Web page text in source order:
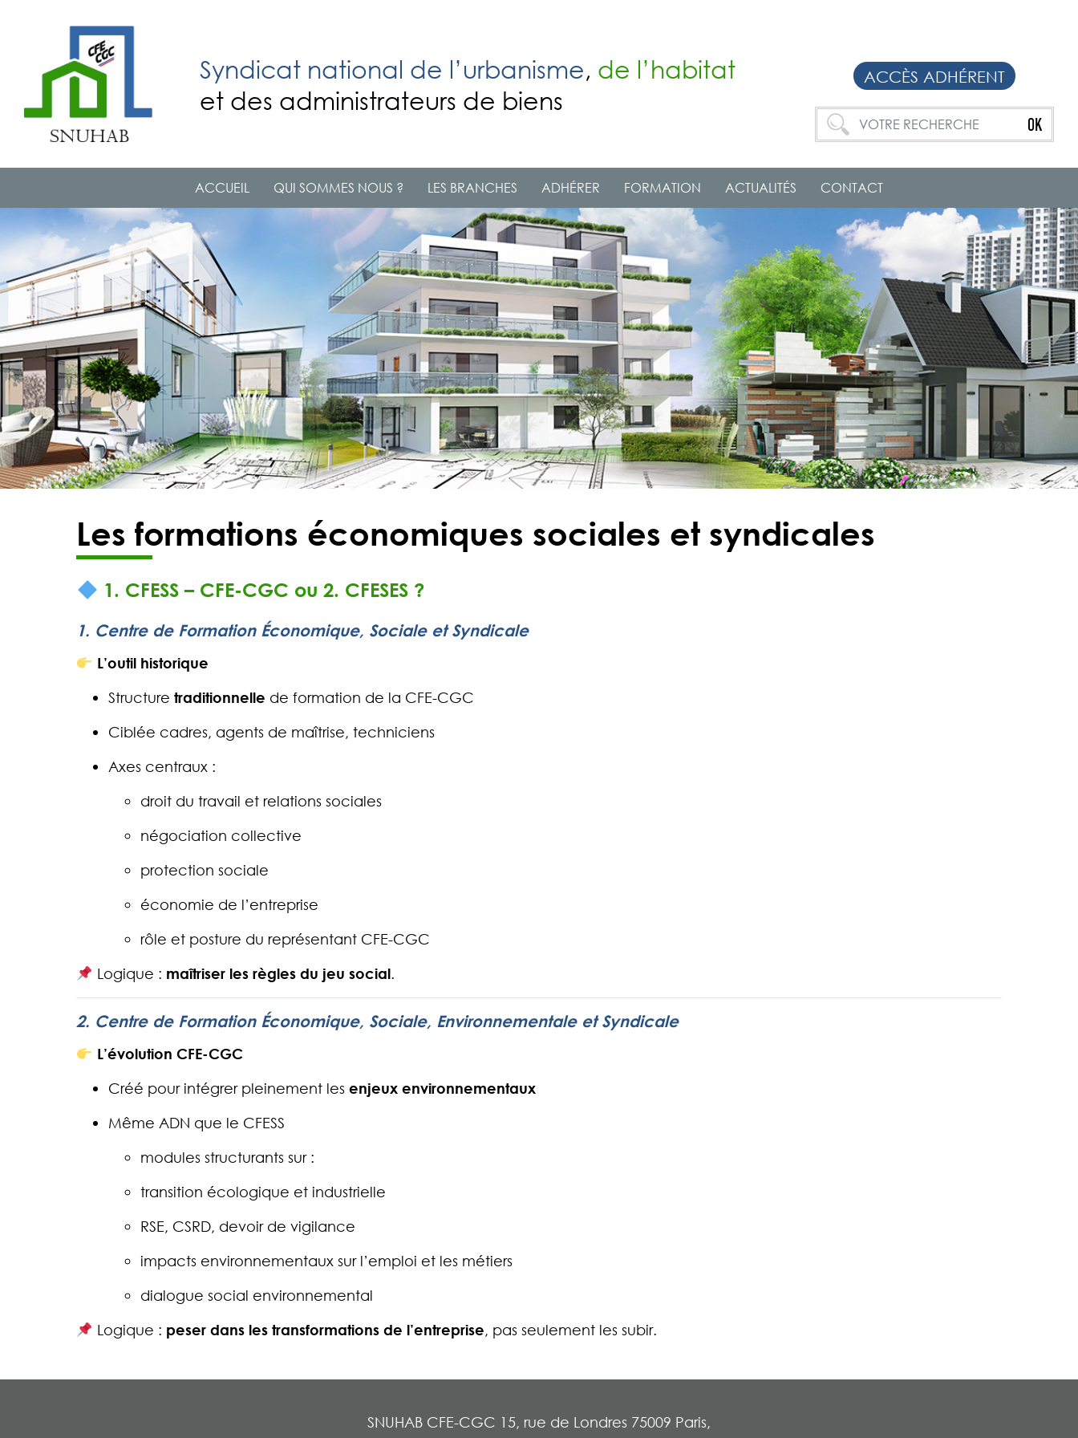
Syndicat national de l’urbanisme, de l’habitat
et des administrateurs de biens
ACCÈS ADHÉRENT
ACCUEIL QUI SOMMES NOUS ? LES BRANCHES ADHÉRER FORMATION ACTUALITÉS CONTACT
Les formations économiques sociales et syndicales
1. CFESS – CFE-CGC ou 2. CFESES ?
1. Centre de Formation Économique, Sociale et Syndicale
L’outil historique
Structure traditionnelle de formation de la CFE-CGC
Ciblée cadres, agents de maîtrise, techniciens
Axes centraux :
droit du travail et relations sociales
négociation collective
protection sociale
économie de l’entreprise
rôle et posture du représentant CFE-CGC
Logique : maîtriser les règles du jeu social.
2. Centre de Formation Économique, Sociale, Environnementale et Syndicale
L’évolution CFE-CGC
Créé pour intégrer pleinement les enjeux environnementaux
Même ADN que le CFESS
modules structurants sur :
transition écologique et industrielle
RSE, CSRD, devoir de vigilance
impacts environnementaux sur l’emploi et les métiers
dialogue social environnemental
Logique : peser dans les transformations de l’entreprise, pas seulement les subir.
SNUHAB CFE-CGC 15, rue de Londres 75009 Paris,